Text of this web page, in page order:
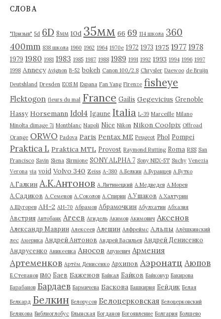
а
п
и
с
я
м
в
СЛОВА
"Призыв" 5d 6D 8мм 10d 35мм 66 69 114 школа 360
400mm 838 школа 1960 1962 1964 1970е 1972 1973 1975 1977 1978
1979 1980 1981 1983 1985 1987 1988 1989 1991 1992 1993 1994 1996 1997
1998 Annecy Avignon B-52 bokeh Canon 100/2.8 Chrysler Daewoo de Bruijn
Deutshland Dresden EOS M Espana Fan Yang Firenze fisheye
Flektogon fleurs du mal France Gailis Gegevicius Grenoble
Hassy Horsemann Idol4 Igaune Italia L-39 Marceille Milano
Minolta dimage 7i Montblanc Napoli Nice Nikon Nikon Coolpix Offroad
Orange ORWO Padova Paris Pentax ME Peugeot Phol Pompei
Praktica L Praktica MTL Provost Raymond Rutting Roma RSS San
Francisco Savin Siena Sirmione SONY ALPHA 7 Sony NEX-5T Suchy Venezia
Verona via void Volvo 340 Zeiss А-380 А.Белкин А.Буранцев А.Бутко
А.Галкин А.К.Антонов А.Литинецкий А.Медведев А.Морев
А.Садиков А.Семенов А.Соколов А.Спирин А.Ушаков А.Халтурин
А.Щугорев АН-2 АН-70 Абрамов Абрамочкин Абулхатин Абхазия
Австрия Автобанк Агеев Агидель Акимов Акимович Аксенов
Александр Маврин Алексеев Алешин Алфреймс Альпы Алёшкинский
лес Америка Андрей Антонов Андрей Васильев Андрей Денисенко
Андрусенко Аникеевка Аносов Апуневич Армения
Артеменков Артём Денисенко Архипов Аэронатц Аюпов
Б.Степанов БМО Баев Баженов Байкал Байков Байконур Бакирова
Барабанов Бардаев Бармичева Баскова Башкирия Бейдик Белая
Белкард Белкин Белорусов Белоцерковская Белоцерковский
Белякова Библиоглобус Блынская Богданов Богоявление Болгария Болшево